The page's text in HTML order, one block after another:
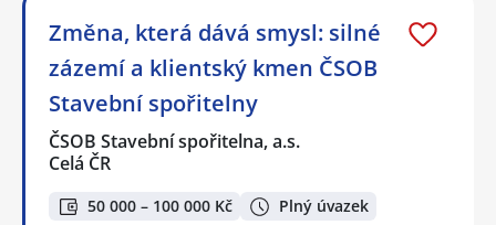
Změna, která dává smysl: silné
zázemí a klientský kmen ČSOB
Stavební spořitelny
ČSOB Stavební spořitelna, a.s.
Celá ČR
50 000 – 100 000 Kč Plný úvazek